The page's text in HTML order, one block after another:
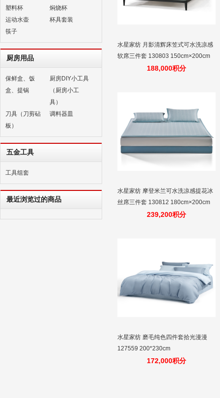
塑料杯
焖烧杯
运动水壶
杯具套装
筷子
厨房用品
保鲜盒、饭
盒、提锅
厨房DIY小工具
（厨房小工
具）
刀具（刀剪砧
板）
调料器皿
五金工具
工具组套
最近浏览过的商品
水星家纺 月影清辉床笠式可水洗凉感
软席三件套 130803 150cm×200cm
188,000积分
水星家纺 摩登米兰可水洗凉感提花冰
丝席三件套 130812 180cm×200cm
239,200积分
水星家纺 磨毛纯色四件套拾光漫漫
127559 200*230cm
172,000积分